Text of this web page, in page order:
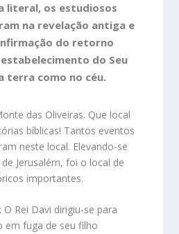
literal, os estudiosos
na revelação antiga e
do retorno
do Seu
terra como no céu.
das Oliveiras. Que local
bíblicas! Tantos eventos
neste local. Elevando-se
Jerusalém, foi o local de
importantes.
O Rei Davi dirigiu-se para
em fuga de seu filho